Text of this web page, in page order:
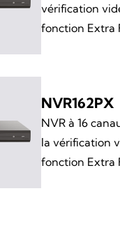
vérification
fonction Extra
NVR162PX
NVR à 16
la vérification
fonction Extra